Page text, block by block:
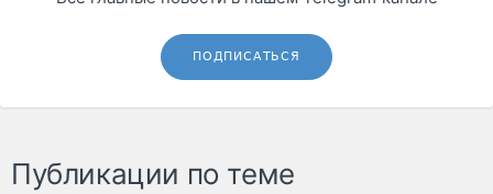
ПОДПИСАТЬСЯ
Публикации по теме